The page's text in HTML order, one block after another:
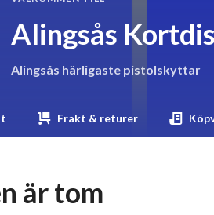
Alingsås
Alingsås härligaste pistolskyttar
Frakt & returer
är tom